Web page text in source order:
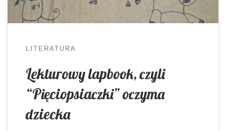
LITERATURA
Lekturowy lapbook, czyli
“Pięciopsiaczki” oczyma
dziecka